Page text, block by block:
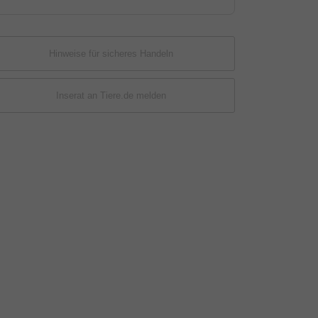
Hinweise für sicheres Handeln
Inserat an Tiere.de melden